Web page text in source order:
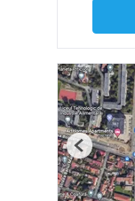
Previous